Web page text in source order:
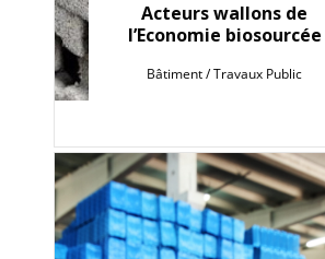
Acteurs wallons de
l’Economie biosourcée
Bâtiment / Travaux Public